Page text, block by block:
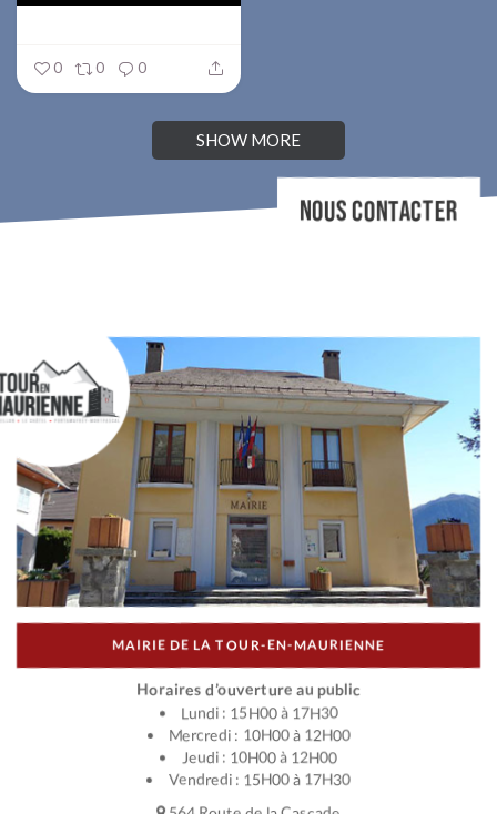
0 0 0
SHOW MORE
NOUS CONTACTER
MAIRIE DE LA TOUR-EN-MAURIENNE
Horaires d’ouverture au public
Lundi : 15H00 à 17H30
Mercredi : 10H00 à 12H00
Jeudi : 10H00 à 12H00
Vendredi : 15H00 à 17H30